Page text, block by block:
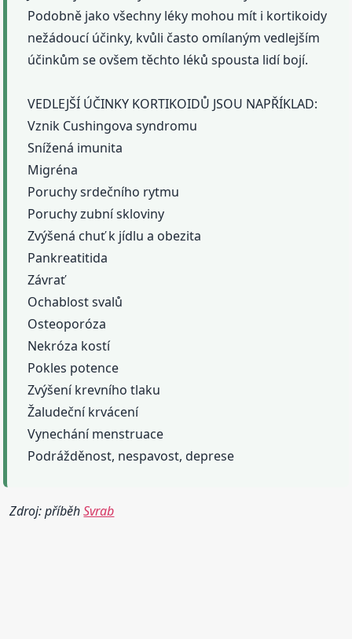
Podobně jako všechny léky mohou mít i kortikoidy
nežádoucí účinky, kvůli často omílaným vedlejším
účinkům se ovšem těchto léků spousta lidí bojí.
VEDLEJŠÍ ÚČINKY KORTIKOIDŮ JSOU NAPŘÍKLAD:
Vznik Cushingova syndromu
Snížená imunita
Migréna
Poruchy srdečního rytmu
Poruchy zubní skloviny
Zvýšená chuť k jídlu a obezita
Pankreatitida
Závrať
Ochablost svalů
Osteoporóza
Nekróza kostí
Pokles potence
Zvýšení krevního tlaku
Žaludeční krvácení
Vynechání menstruace
Podrážděnost, nespavost, deprese
Zdroj: příběhSvrab